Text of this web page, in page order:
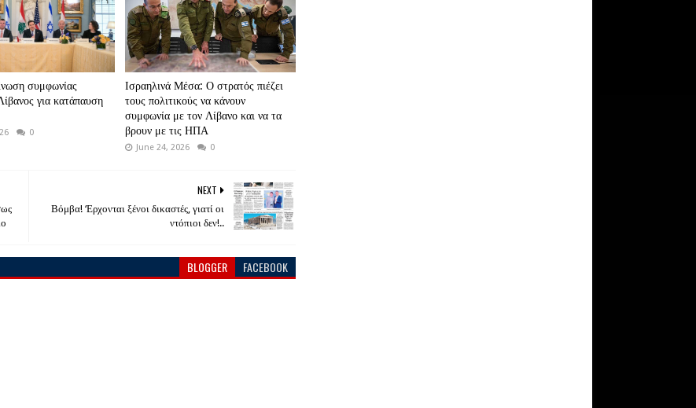
συμφωνίας
για κατάπαυση
0
Ισραηλινά Μέσα: Ο στρατός πιέζει
τους πολιτικούς να κάνουν
συμφωνία με τον Λίβανο και να τα
βρουν με τις ΗΠΑ
June 24, 2026 0
NEXT
Βόμβα! ‘Ερχονται ξένοι δικαστές, γιατί οι
ντόπιοι δεν!..
BLOGGER FACEBOOK